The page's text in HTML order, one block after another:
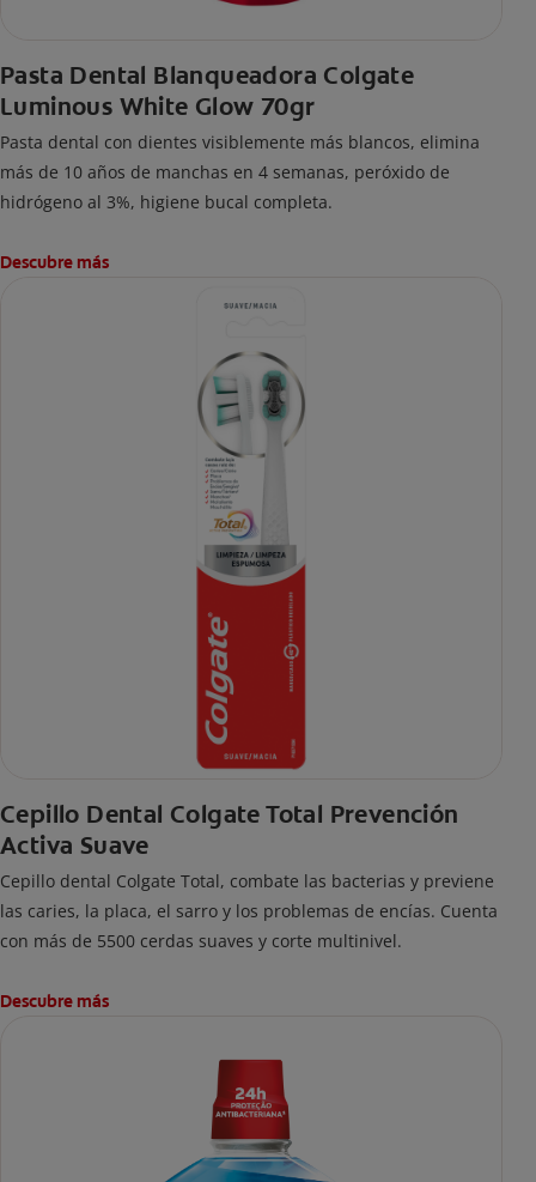
Pasta Dental Blanqueadora Colgate
Luminous White Glow 70gr
Pasta dental con dientes visiblemente más blancos, elimina
más de 10 años de manchas en 4 semanas, peróxido de
hidrógeno al 3%, higiene bucal completa.
Descubre más
Cepillo Dental Colgate Total Prevención
Activa Suave
Cepillo dental Colgate Total, combate las bacterias y previene
las caries, la placa, el sarro y los problemas de encías. Cuenta
con más de 5500 cerdas suaves y corte multinivel.
Descubre más